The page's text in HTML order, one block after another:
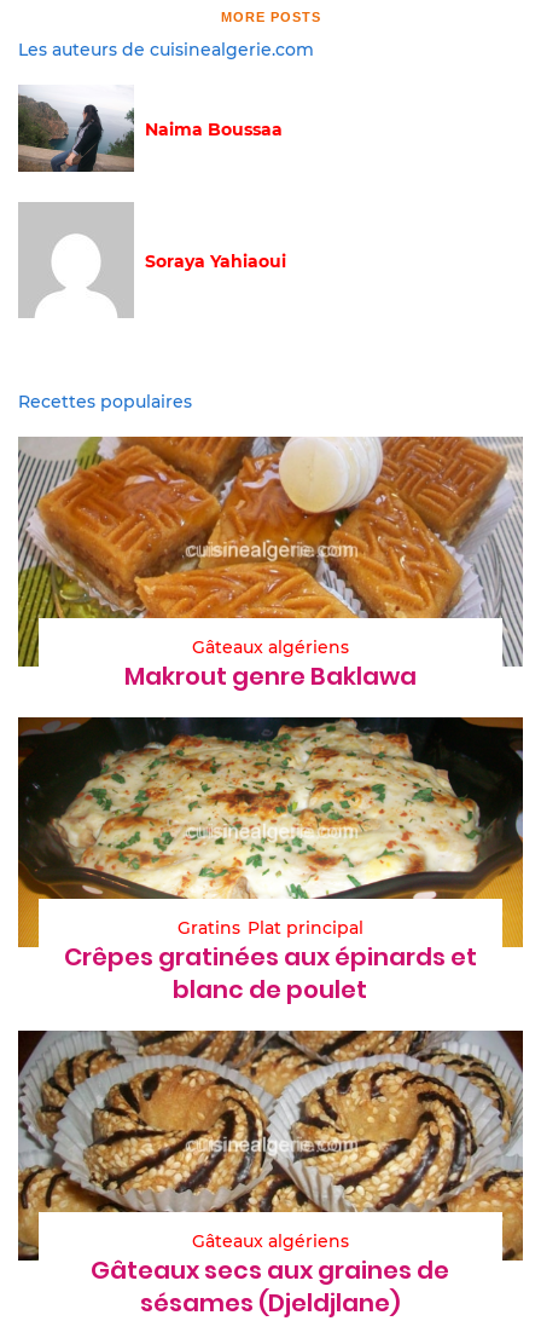
MORE POSTS
Les auteurs de cuisinealgerie.com
Naima Boussaa
Soraya Yahiaoui
Recettes populaires
Gâteaux algériens
Makrout genre Baklawa
Gratins Plat principal
Crêpes gratinées aux épinards et
blanc de poulet
Gâteaux algériens
Gâteaux secs aux graines de
sésames (Djeldjlane)